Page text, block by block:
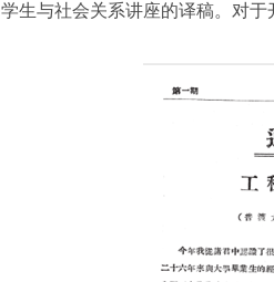
学生与社会关系讲座的译稿。对